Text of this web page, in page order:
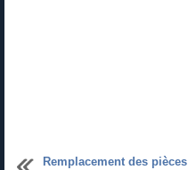
Remplacement des pièces